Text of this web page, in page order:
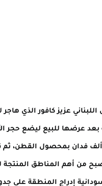
عزيز كافور الذي
بعد عرضها للبيع ليضع
ألف فدان بمحصول القطن،
من أهم المناطق
إدراج المنطقة على